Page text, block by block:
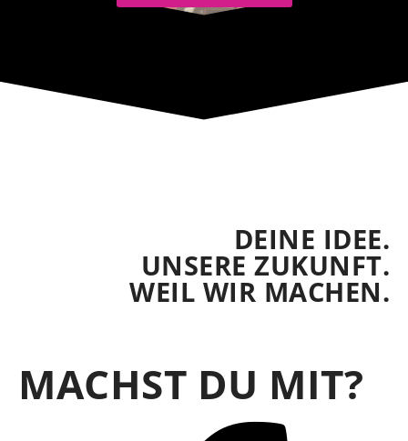
DEINE IDEE.
UNSERE ZUKUNFT.
WEIL WIR MACHEN.
MACHST DU MIT?